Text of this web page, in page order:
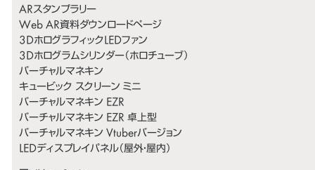
ARスタンプラリー
Web AR資料ダウンロードページ
3DホログラフィックLEDファン
3Dホログラムシリンダー（ホロチューブ）
バーチャルマネキン
キュービック スクリーン ミニ
バーチャルマネキン EZR
バーチャルマネキン EZR 卓上型
バーチャルマネキン Vtuberバージョン
LEDディスプレイパネル（屋外・屋内）